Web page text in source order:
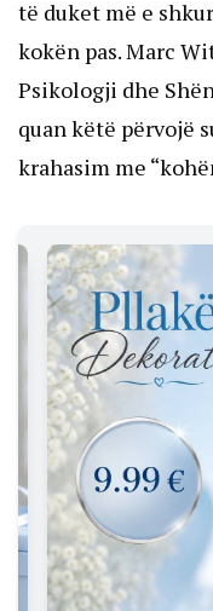
të duket më e
kokën pas. Marc
Psikologji dhe
quan këtë përvojë
krahasim me